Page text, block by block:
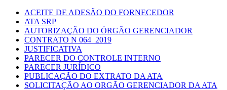
ACEITE DE ADESÃO DO FORNECEDOR
ATA SRP
AUTORIZAÇÃO DO ÓRGÃO GERENCIADOR
CONTRATO N 064_2019
JUSTIFICATIVA
PARECER DO CONTROLE INTERNO
PARECER JURÍDICO
PUBLICAÇÃO DO EXTRATO DA ATA
SOLICITAÇÃO AO ORGÃO GERENCIADOR DA ATA